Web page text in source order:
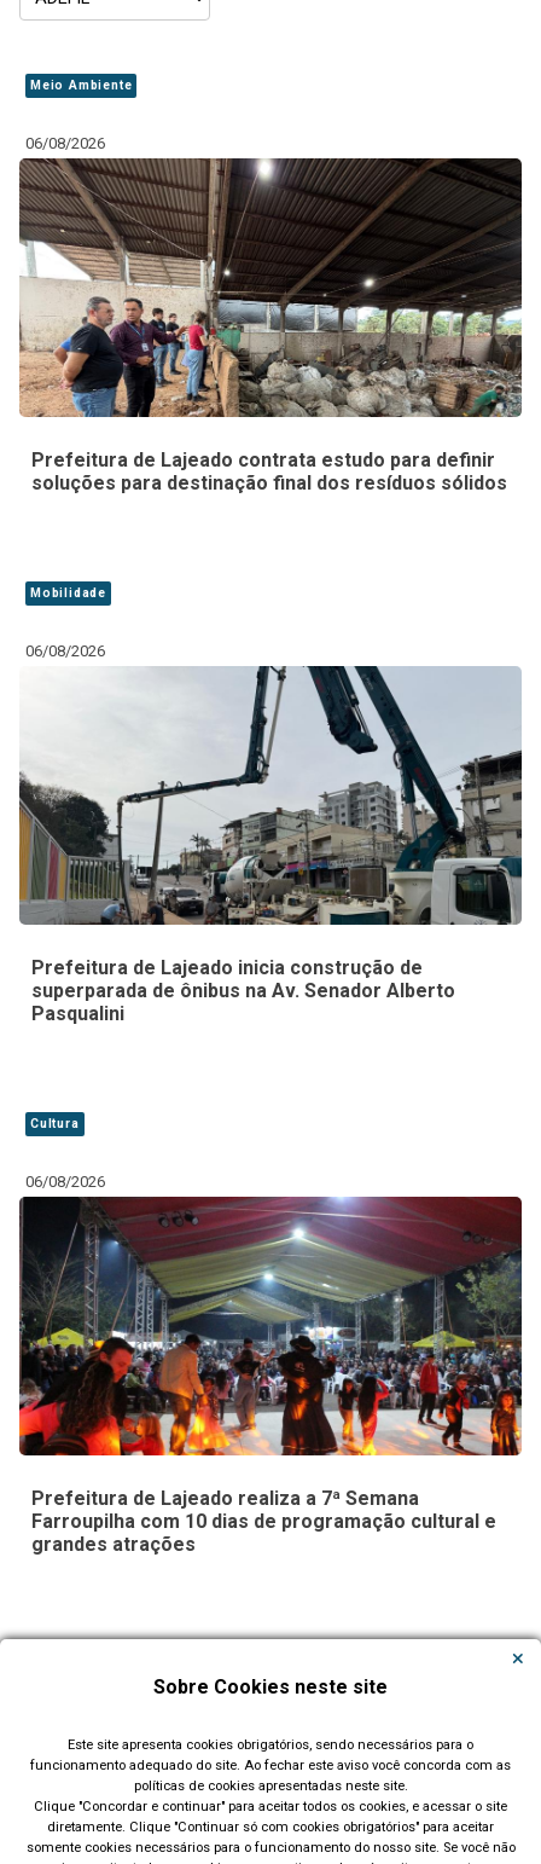
Meio Ambiente
06/08/2026
Prefeitura de Lajeado contrata estudo para definir
soluções para destinação final dos resíduos sólidos
Mobilidade
06/08/2026
Prefeitura de Lajeado inicia construção de
superparada de ônibus na Av. Senador Alberto
Pasqualini
Cultura
06/08/2026
Prefeitura de Lajeado realiza a 7ª Semana
Farroupilha com 10 dias de programação cultural e
grandes atrações
Todas as Notícias
Sobre Cookies neste site
Este site apresenta cookies obrigatórios, sendo necessários para o
funcionamento adequado do site. Ao fechar este aviso você concorda com as
políticas de cookies apresentadas neste site.
Clique "Concordar e continuar" para aceitar todos os cookies, e acessar o site
diretamente. Clique "Continuar só com cookies obrigatórios" para aceitar
somente cookies necessários para o funcionamento do nosso site. Se você não